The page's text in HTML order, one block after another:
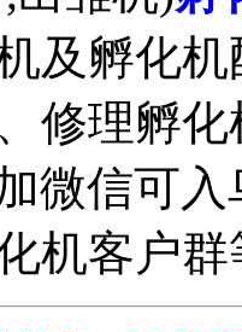
及孵化
修理孵
微信可
机客户